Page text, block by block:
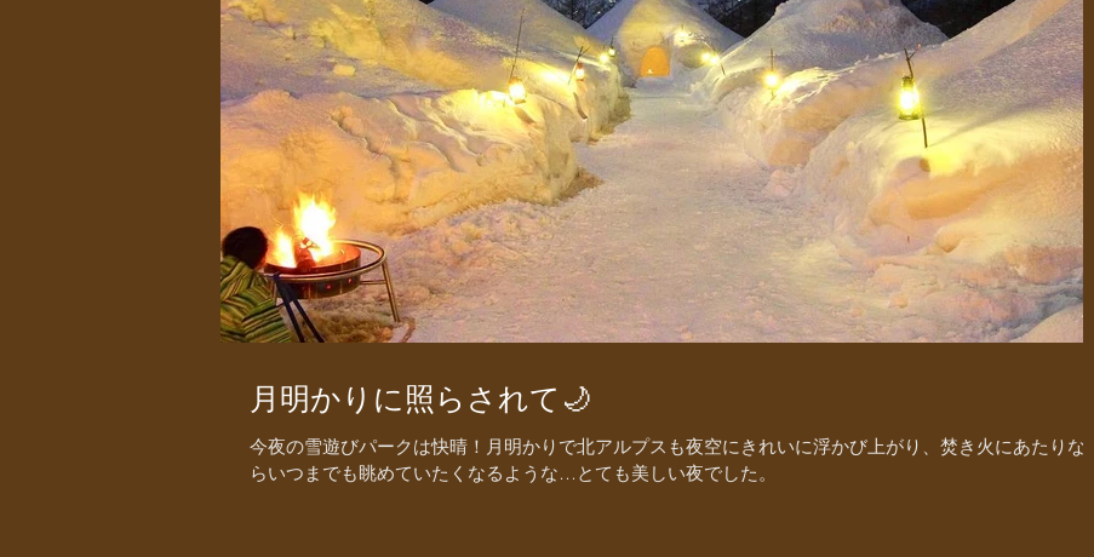
月明かりに照らされて🌙
今夜の雪遊びパークは快晴！月明かりで北アルプスも夜空にきれいに浮かび上がり、焚き火にあたりなが
らいつまでも眺めていたくなるような…とても美しい夜でした。